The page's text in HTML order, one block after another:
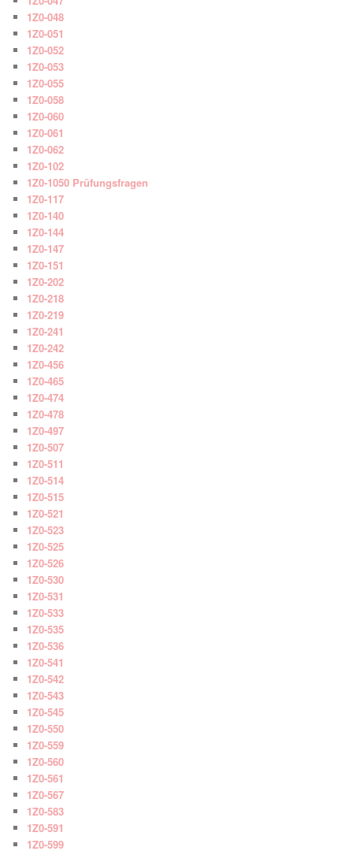
1Z0-048
1Z0-051
1Z0-052
1Z0-053
1Z0-055
1Z0-058
1Z0-060
1Z0-061
1Z0-062
1Z0-102
1Z0-1050 Prüfungsfragen
1Z0-117
1Z0-140
1Z0-144
1Z0-147
1Z0-151
1Z0-202
1Z0-218
1Z0-219
1Z0-241
1Z0-242
1Z0-456
1Z0-465
1Z0-474
1Z0-478
1Z0-497
1Z0-507
1Z0-511
1Z0-514
1Z0-515
1Z0-521
1Z0-523
1Z0-525
1Z0-526
1Z0-530
1Z0-531
1Z0-533
1Z0-535
1Z0-536
1Z0-541
1Z0-542
1Z0-543
1Z0-545
1Z0-550
1Z0-559
1Z0-560
1Z0-561
1Z0-567
1Z0-583
1Z0-591
1Z0-599